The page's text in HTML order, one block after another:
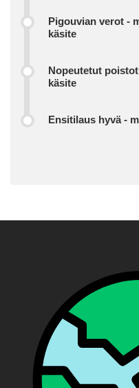
Pigouvian verot -
käsite
Nopeutetut
käsite
Ensitilaus hyvä -